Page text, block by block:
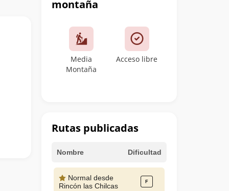
montaña
Media
Montaña
Acceso libre
Rutas publicadas
Nombre Dificultad
Normal desde
Rincón las Chilcas